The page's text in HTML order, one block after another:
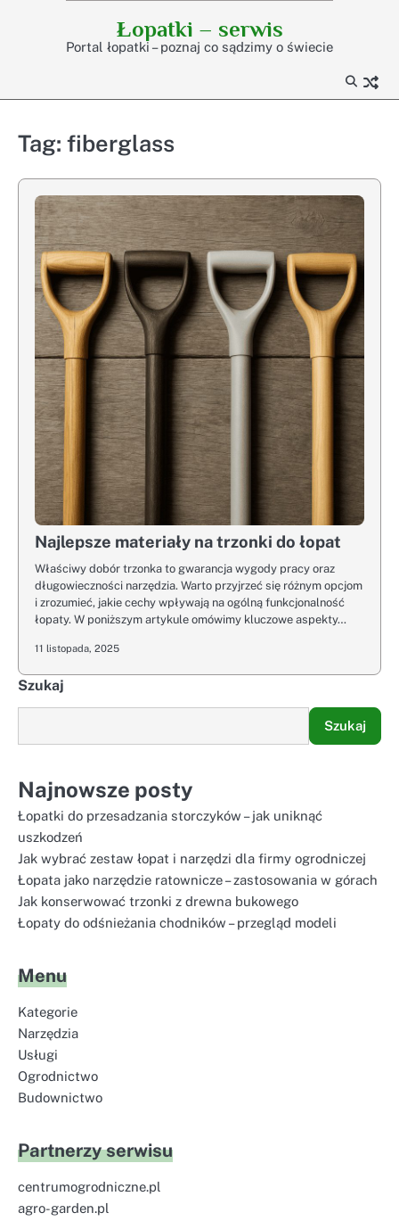
Łopatki – serwis
Portal łopatki – poznaj co sądzimy o świecie
Tag: fiberglass
Najlepsze materiały na trzonki do łopat
Właściwy dobór trzonka to gwarancja wygody pracy oraz
długowieczności narzędzia. Warto przyjrzeć się różnym opcjom
i zrozumieć, jakie cechy wpływają na ogólną funkcjonalność
łopaty. W poniższym artykule omówimy kluczowe aspekty…
11 listopada, 2025
Szukaj
Szukaj
Najnowsze posty
Łopatki do przesadzania storczyków – jak uniknąć
uszkodzeń
Jak wybrać zestaw łopat i narzędzi dla firmy ogrodniczej
Łopata jako narzędzie ratownicze – zastosowania w górach
Jak konserwować trzonki z drewna bukowego
Łopaty do odśnieżania chodników – przegląd modeli
Menu
Kategorie
Narzędzia
Usługi
Ogrodnictwo
Budownictwo
Partnerzy serwisu
centrumogrodniczne.pl
agro-garden.pl